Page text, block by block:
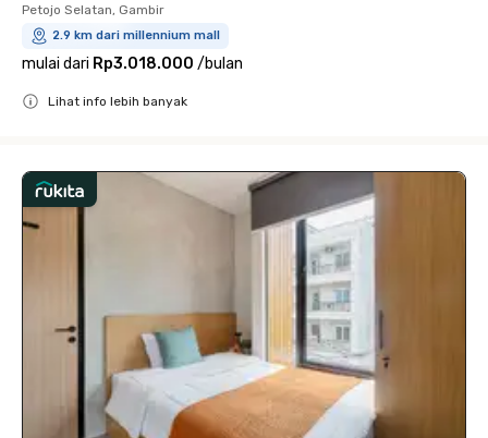
Petojo Selatan, Gambir
2.9 km dari millennium mall
mulai dari Rp3.018.000 /bulan
Lihat info lebih banyak